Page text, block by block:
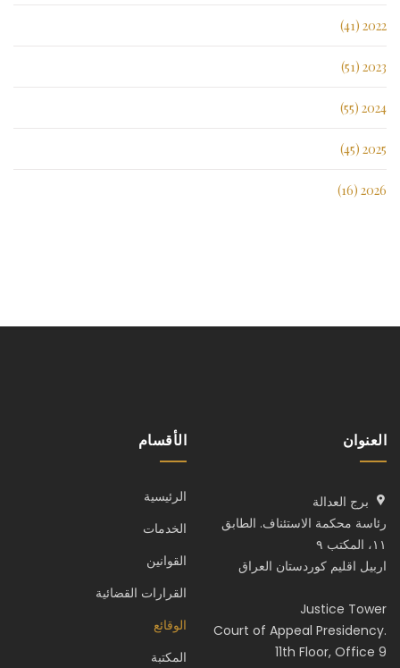
2022 (41)
2023 (51)
2024 (55)
2025 (45)
2026 (16)
العنوان
برج العدالة
رئاسة محكمة الاستئناف. الطابق
١١، المكتب ٩
اربيل اقليم كوردستان العراق
Justice Tower
Court of Appeal Presidency.
11th Floor, Office 9
الأقسام
الرئيسية
الخدمات
القوانين
القرارات القضائية
الوقائع
المكتبة